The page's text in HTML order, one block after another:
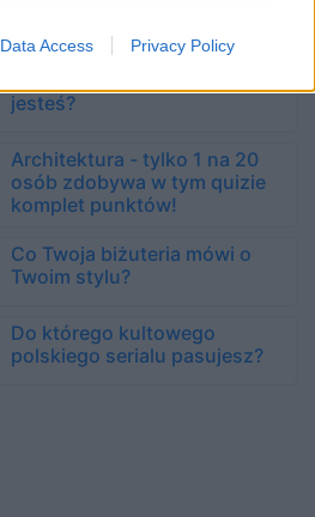
Data Access Privacy Policy
jesteś?
Architektura - tylko 1 na 20
osób zdobywa w tym quizie
komplet punktów!
Co Twoja biżuteria mówi o
Twoim stylu?
Do którego kultowego
polskiego serialu pasujesz?